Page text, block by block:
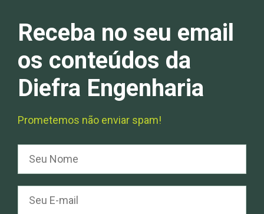
Receba no seu email
os conteúdos da
Diefra Engenharia
Prometemos não enviar spam!